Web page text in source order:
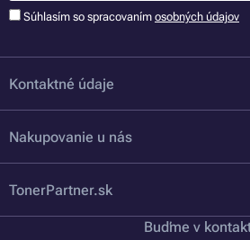
Súhlasím so spracovaním osobných údajov
Kontaktné údaje
Nakupovanie u nás
TonerPartner.sk
Buďme v